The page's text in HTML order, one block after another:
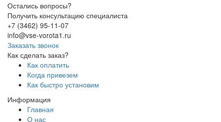
Остались вопросы?
Получить консультацию специалиста
+7 (3462) 95-11-07
info@vse-vorota1.ru
Заказать звонок
Как сделать заказ?
Как оплатить
Когда привезем
Как быстро установим
Информация
Главная
О нас